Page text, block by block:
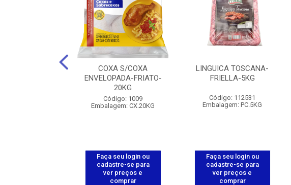
COXA S/COXA
ENVELOPADA-FRIATO-
20KG
Código: 1009
Embalagem: CX.20KG
Faça seu login ou
cadastre-se para
ver preços e
comprar
LINGUICA TOSCANA-
FRIELLA-5KG
Código: 112531
Embalagem: PC.5KG
Faça seu login ou
cadastre-se para
ver preços e
comprar